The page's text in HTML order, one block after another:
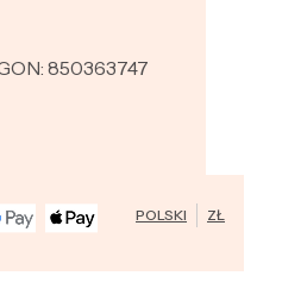
850363747
POLSKI ZŁ